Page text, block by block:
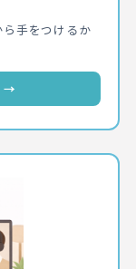
ら手をつけるか
→